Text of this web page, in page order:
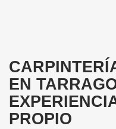
EN
PROPIO